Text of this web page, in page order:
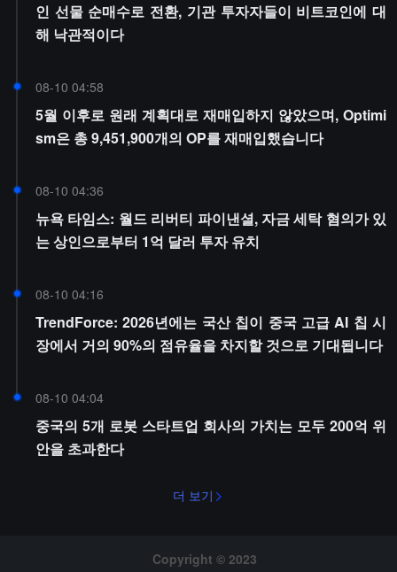
인 선물 순매수로 전환, 기관 투자자들이 비트코인에 대
해 낙관적이다
08-10 04:58
5월 이후로 원래 계획대로 재매입하지 않았으며, Optimi
sm은 총 9,451,900개의 OP를 재매입했습니다
08-10 04:36
뉴욕 타임스: 월드 리버티 파이낸셜, 자금 세탁 혐의가 있
는 상인으로부터 1억 달러 투자 유치
08-10 04:16
TrendForce: 2026년에는 국산 칩이 중국 고급 AI 칩 시
장에서 거의 90%의 점유율을 차지할 것으로 기대됩니다
08-10 04:04
중국의 5개 로봇 스타트업 회사의 가치는 모두 200억 위
안을 초과한다
더 보기
Copyright © 2023